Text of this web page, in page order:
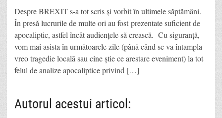
Despre BREXIT s-a tot scris și vorbit în ultimele săptămâni.
În presă lucrurile de multe ori au fost prezentate suficient de
apocaliptic, astfel încât audiențele să crească. Cu siguranță,
vom mai asista în următoarele zile (până când se va întampla
vreo tragedie locală sau cine știe ce arestare eveniment) la tot
felul de analize apocaliptice privind […]
Autorul acestui articol: